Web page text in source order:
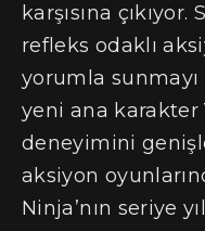
karşısına
refleks odaklı
yorumla
yeni ana karakter
deneyimini
aksiyon
Ninja’nın seriye